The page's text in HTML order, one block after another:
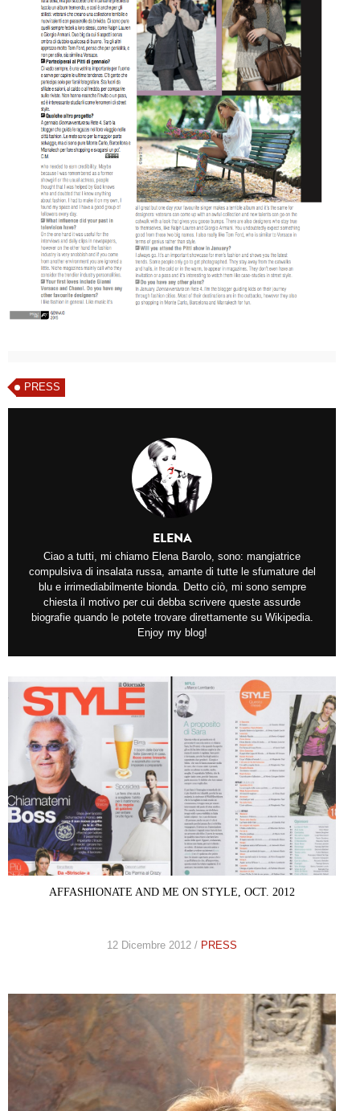
PRESS
ELENA
Ciao a tutti, mi chiamo Elena Barolo, sono: mangiatrice
compulsiva di insalata russa, amante di tutte le sfumature del
blu e irrimediabilmente bionda. Detto ciò, mi sono sempre
chiesta il motivo per cui debba scrivere queste assurde
biografie quando le potete trovare direttamente su Wikipedia.
Enjoy my blog!
AFFASHIONATE AND ME ON STYLE, OCT. 2012
12 Dicembre 2012 / PRESS